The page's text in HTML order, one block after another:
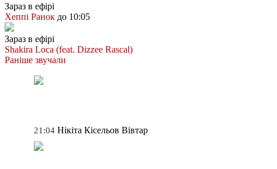
Зараз в ефірі
Хеппі Ранок до 10:05
Зараз в ефірі
Shakira Loca (feat. Dizzee Rascal)
Раніше звучали
21:04 Нікіта Кісельов Вівтар